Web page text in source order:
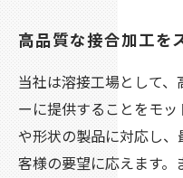
高品質な接合加工を
当社は溶接工場として
ーに提供することをモ
や形状の製品に対応し
客様の要望に応えます